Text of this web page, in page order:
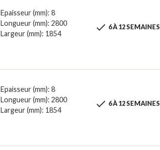
Epaisseur (mm): 8
Longueur (mm): 2800
Largeur (mm): 1854
 6 À 12 SEMAINES
Epaisseur (mm): 8
Longueur (mm): 2800
Largeur (mm): 1854
 6 À 12 SEMAINES